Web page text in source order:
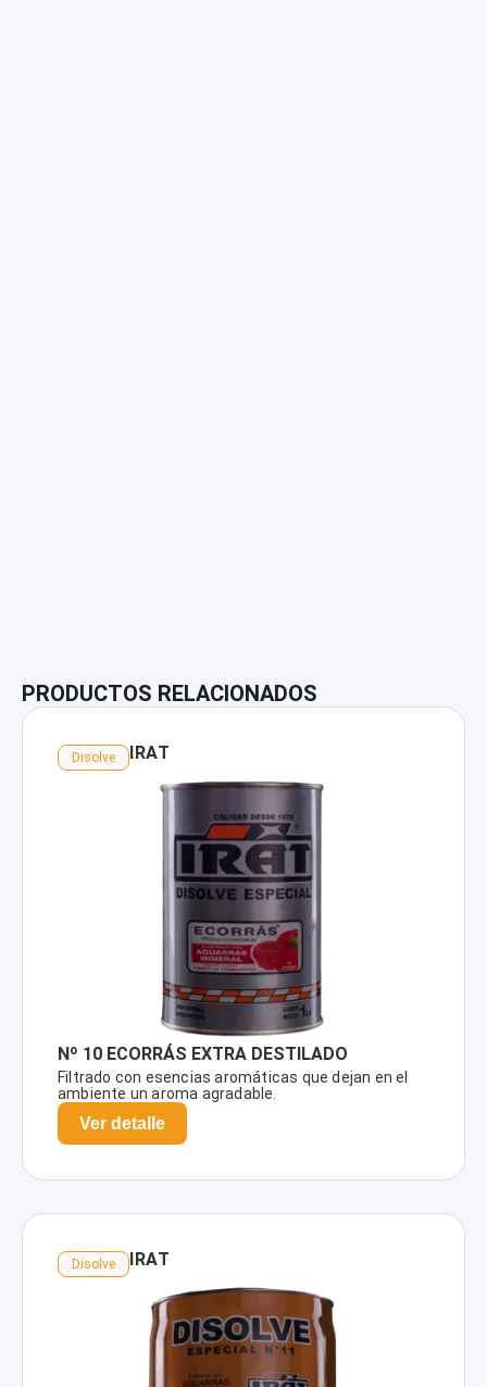
PRODUCTOS RELACIONADOS
Disolve IRAT
Nº 10 ECORRÁS EXTRA DESTILADO
Filtrado con esencias aromáticas que dejan en el
ambiente un aroma agradable.
Ver detalle
Disolve IRAT